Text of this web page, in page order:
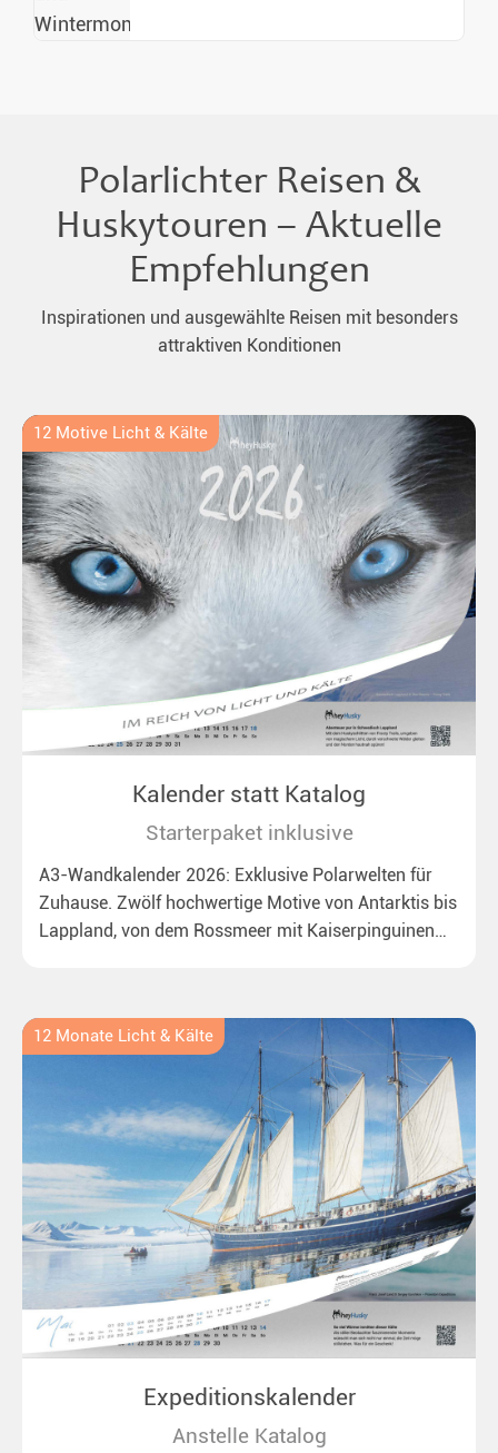
Polarlichter Reisen &
Huskytouren – Aktuelle
Empfehlungen
Inspirationen und ausgewählte Reisen mit besonders
attraktiven Konditionen
12 Motive Licht & Kälte
Kalender statt Katalog
Starterpaket inklusive
A3-Wandkalender 2026: Exklusive Polarwelten für
Zuhause. Zwölf hochwertige Motive von Antarktis bis
Lappland, von dem Rossmeer mit Kaiserpinguinen
12 Monate Licht & Kälte
Expeditionskalender
Anstelle Katalog